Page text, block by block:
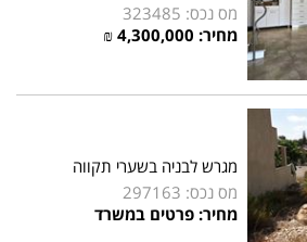
מס נכס: 323485
מחיר: 4,300,000 ₪
מגרש לבניה בשערי תקווה
מס נכס: 297163
מחיר: פרטים במשרד